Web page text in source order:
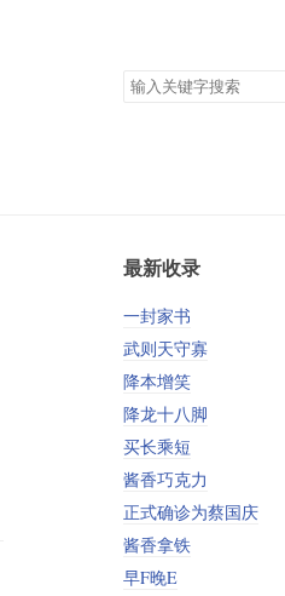
搜
最新收录
一封家书
武则天守寡
降本增笑
降龙十八脚
买长乘短
酱香巧克力
正式确诊为蔡国庆
酱香拿铁
早F晚E